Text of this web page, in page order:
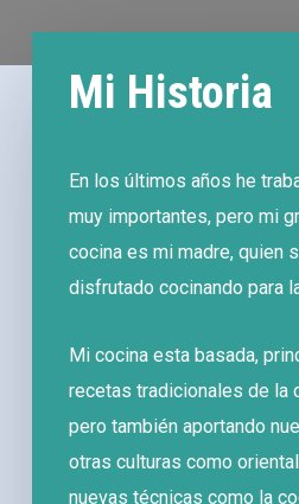
Mi Historia
En los últimos años he
muy importantes, pero mi
cocina es mi madre, quien
disfrutado cocinando para
Mi cocina esta basada,
recetas tradicionales de la
pero también aportando
otras culturas como
nuevas técnicas como la